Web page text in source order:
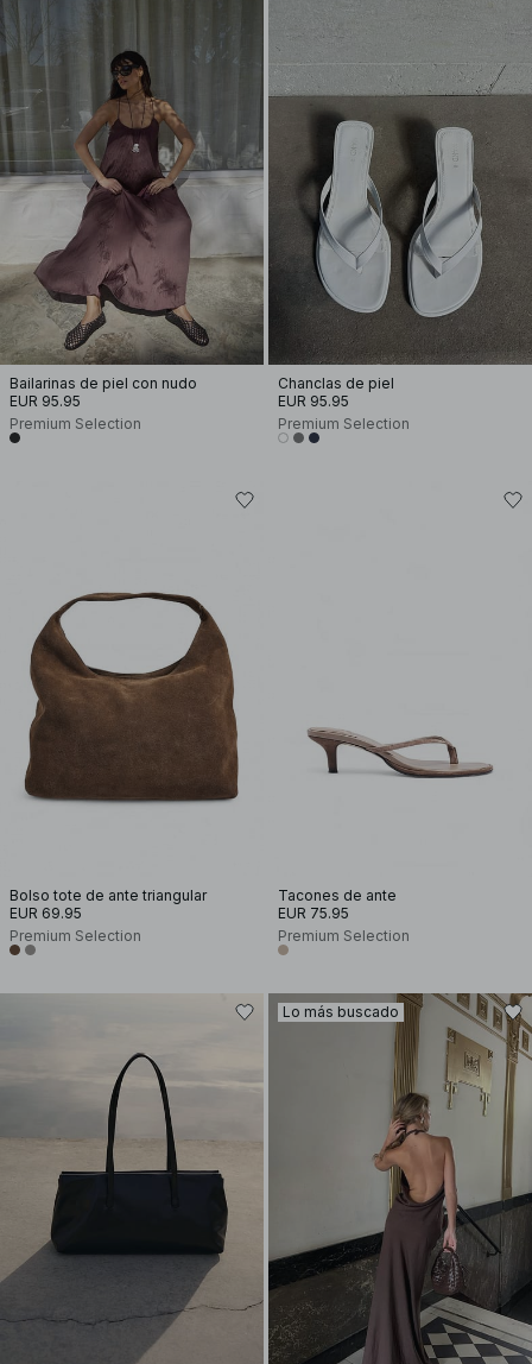
Bailarinas de piel con nudo
EUR 95.95
Premium Selection
Chanclas de piel
EUR 95.95
Premium Selection
Bolso tote de ante triangular
EUR 69.95
Premium Selection
Tacones de ante
EUR 75.95
Premium Selection
Lo más buscado